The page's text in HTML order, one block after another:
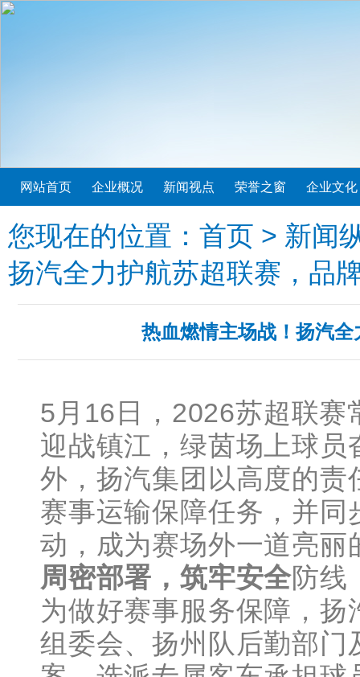
网站首页 企业概况 新闻视点 荣誉之窗 企业文化
您现在的位置： 首页 > 新闻
扬汽全力护航苏超联赛，品
热血燃情主场战！扬汽
5月16日，2026苏超联赛
迎战镇江，绿茵场上球
外，扬汽集团以高度的
赛事运输保障任务，并
动，成为赛场外一道亮丽
周密部署，筑牢安全防线
为做好赛事服务保障，
组委会、扬州队后勤部